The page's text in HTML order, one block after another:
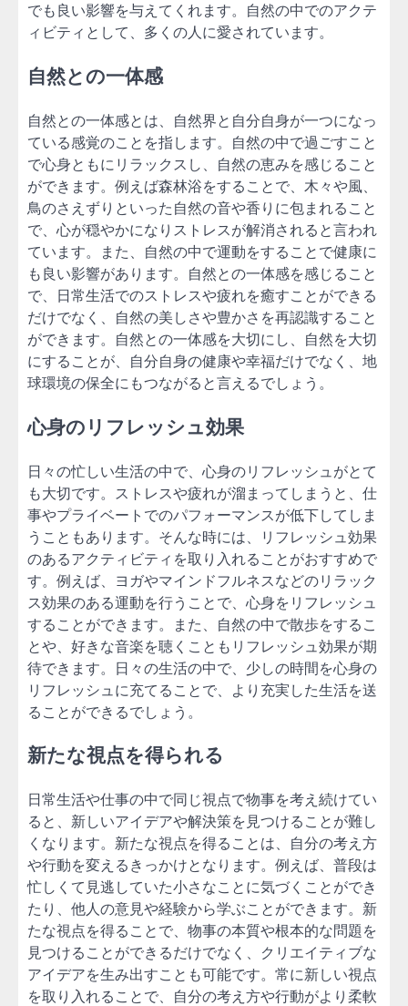
でも良い影響を与えてくれます。自然の中でのアクテ
ィビティとして、多くの人に愛されています。
自然との一体感
自然との一体感とは、自然界と自分自身が一つになっ
ている感覚のことを指します。自然の中で過ごすこと
で心身ともにリラックスし、自然の恵みを感じること
ができます。例えば森林浴をすることで、木々や風、
鳥のさえずりといった自然の音や香りに包まれること
で、心が穏やかになりストレスが解消されると言われ
ています。また、自然の中で運動をすることで健康に
も良い影響があります。自然との一体感を感じること
で、日常生活でのストレスや疲れを癒すことができる
だけでなく、自然の美しさや豊かさを再認識すること
ができます。自然との一体感を大切にし、自然を大切
にすることが、自分自身の健康や幸福だけでなく、地
球環境の保全にもつながると言えるでしょう。
心身のリフレッシュ効果
日々の忙しい生活の中で、心身のリフレッシュがとて
も大切です。ストレスや疲れが溜まってしまうと、仕
事やプライベートでのパフォーマンスが低下してしま
うこともあります。そんな時には、リフレッシュ効果
のあるアクティビティを取り入れることがおすすめで
す。例えば、ヨガやマインドフルネスなどのリラック
ス効果のある運動を行うことで、心身をリフレッシュ
することができます。また、自然の中で散歩をするこ
とや、好きな音楽を聴くこともリフレッシュ効果が期
待できます。日々の生活の中で、少しの時間を心身の
リフレッシュに充てることで、より充実した生活を送
ることができるでしょう。
新たな視点を得られる
日常生活や仕事の中で同じ視点で物事を考え続けてい
ると、新しいアイデアや解決策を見つけることが難し
くなります。新たな視点を得ることは、自分の考え方
や行動を変えるきっかけとなります。例えば、普段は
忙しくて見逃していた小さなことに気づくことができ
たり、他人の意見や経験から学ぶことができます。新
たな視点を得ることで、物事の本質や根本的な問題を
見つけることができるだけでなく、クリエイティブな
アイデアを生み出すことも可能です。常に新しい視点
を取り入れることで、自分の考え方や行動がより柔軟